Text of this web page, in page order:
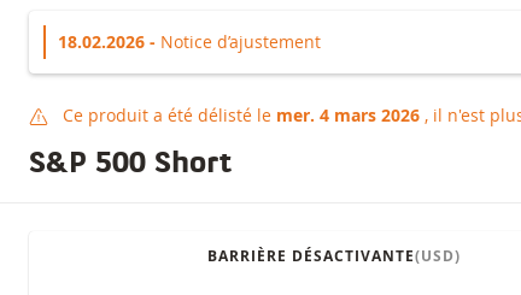
18.02.2026 - Notice d’ajustement
Produit délisté
Ce produit a été délisté le mer. 4 mars 2026 , il n'est
S&P 500 Short
BARRIÈRE DÉSACTIVANTE(USD)